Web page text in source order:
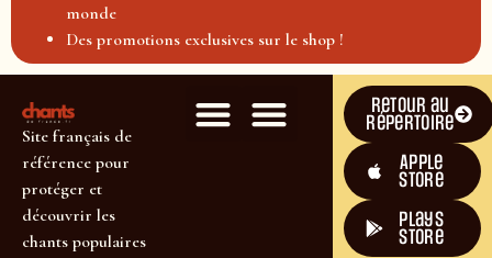
monde
Des promotions exclusives sur le shop !
Site français de
référence pour
protéger et
découvrir les
chants populaires
Retour au
répertoire
Apple
Store
plays
store